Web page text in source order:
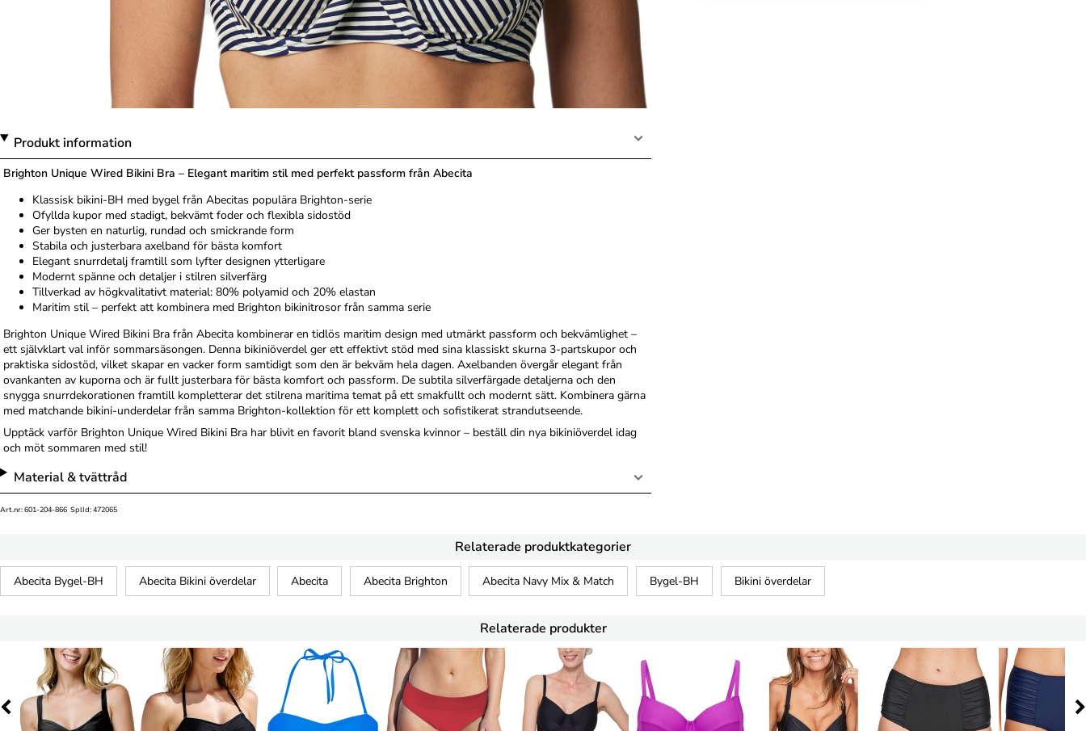
Produkt information
Brighton Unique Wired Bikini Bra – Elegant maritim stil med perfekt passform från Abecita
Klassisk bikini-BH med bygel från Abecitas populära Brighton-serie
Ofyllda kupor med stadigt, bekvämt foder och flexibla sidostöd
Ger bysten en naturlig, rundad och smickrande form
Stabila och justerbara axelband för bästa komfort
Elegant snurrdetalj framtill som lyfter designen ytterligare
Modernt spänne och detaljer i stilren silverfärg
Tillverkad av högkvalitativt material: 80% polyamid och 20% elastan
Maritim stil – perfekt att kombinera med Brighton bikinitrosor från samma serie
Brighton Unique Wired Bikini Bra från Abecita kombinerar en tidlös maritim design med utmärkt passform och bekvämlighet –
ett självklart val inför sommarsäsongen. Denna bikiniöverdel ger ett effektivt stöd med sina klassiskt skurna 3-partskupor och
praktiska sidostöd, vilket skapar en vacker form samtidigt som den är bekväm hela dagen. Axelbanden övergår elegant från
ovankanten av kuporna och är fullt justerbara för bästa komfort och passform. De subtila silverfärgade detaljerna och den
snygga snurrdekorationen framtill kompletterar det stilrena maritima temat på ett smakfullt och modernt sätt. Kombinera gärna
med matchande bikini-underdelar från samma Brighton-kollektion för ett komplett och sofistikerat strandutseende.
Upptäck varför Brighton Unique Wired Bikini Bra har blivit en favorit bland svenska kvinnor – beställ din nya bikiniöverdel idag
och möt sommaren med stil!
Material & tvättråd
Art.nr: 601-204-866 SplId: 472065
Relaterade produktkategorier
Abecita Bygel-BH Abecita Bikini överdelar Abecita Abecita Brighton Abecita Navy Mix & Match Bygel-BH Bikini överdelar
Relaterade produkter